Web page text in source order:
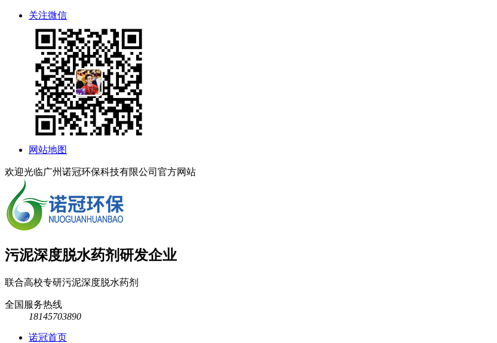
关注微信
网站地图
欢迎光临广州诺冠环保科技有限公司官方网站
污泥深度脱水药剂研发企业
联合高校专研污泥深度脱水药剂
全国服务热线
18145703890
诺冠首页